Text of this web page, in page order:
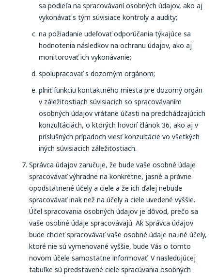
sa podieľa na spracovávaní osobných údajov, ako aj
vykonávať s tým súvisiace kontroly a audity;
na požiadanie udeľovať odporúčania týkajúce sa
hodnotenia následkov na ochranu údajov, ako aj
monitorovať ich vykonávanie;
spolupracovať s dozorným orgánom;
plniť funkciu kontaktného miesta pre dozorný orgán
v záležitostiach súvisiacich so spracovávaním
osobných údajov vrátane účasti na predchádzajúcich
konzultáciách, o ktorých hovorí článok 36, ako aj v
príslušných prípadoch viesť konzultácie vo všetkých
iných súvisiacich záležitostiach.
Správca údajov zaručuje, že bude vaše osobné údaje
spracovávať výhradne na konkrétne, jasné a právne
opodstatnené účely a ciele a že ich ďalej nebude
spracovávať inak než na účely a ciele uvedené vyššie.
Účel spracovania osobných údajov je dôvod, prečo sa
vaše osobné údaje spracovávajú. Ak Správca údajov
bude chcieť spracovávať vaše osobné údaje na iné účely,
ktoré nie sú vymenované vyššie, bude Vás o tomto
novom účele samostatne informovať. V nasledujúcej
tabuľke sú predstavené ciele spracúvania osobných